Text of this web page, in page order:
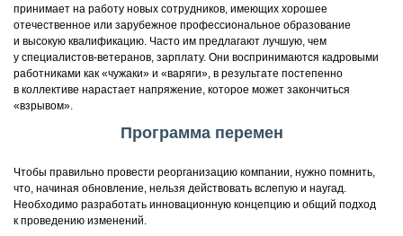
принимает на работу новых сотрудников, имеющих хорошее
отечественное или зарубежное профессиональное образование
и высокую квалификацию. Часто им предлагают лучшую, чем
у специалистов-ветеранов, зарплату. Они воспринимаются кадровыми
работниками как «чужаки» и «варяги», в результате постепенно
в коллективе нарастает напряжение, которое может закончиться
«взрывом».
Программа перемен
Чтобы правильно провести реорганизацию компании, нужно помнить,
что, начиная обновление, нельзя действовать вслепую и наугад.
Необходимо разработать инновационную концепцию и общий подход
к проведению изменений.